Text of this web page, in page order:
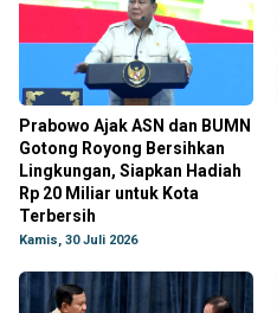
Prabowo Ajak ASN dan BUMN
Gotong Royong Bersihkan
Lingkungan, Siapkan Hadiah
Rp 20 Miliar untuk Kota
Terbersih
Kamis, 30 Juli 2026